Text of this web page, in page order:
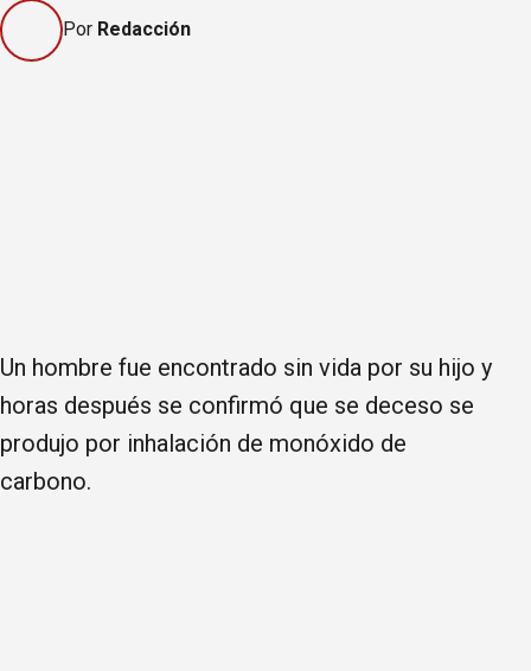
Por Redacción
Un hombre fue encontrado sin vida por su hijo y
horas después se confirmó que se deceso se
produjo por inhalación de monóxido de
carbono.